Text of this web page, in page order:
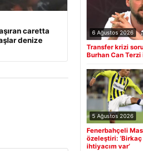
caretta
denize
6 Ağustos 2026
Transfer krizi
Burhan Can
5 Ağustos 2026
Fenerbahçeli
özeleştiri:
ihtiyacım var’